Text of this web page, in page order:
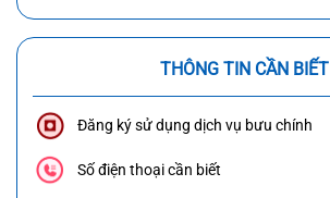
THÔNG TIN CẦN BIẾT
Đăng ký sử dụng dịch vụ bưu chính
Số điện thoại cần biết